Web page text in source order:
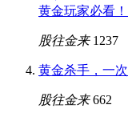
黄金玩家必看！
股往金来 1237
黄金杀手，一
股往金来 662